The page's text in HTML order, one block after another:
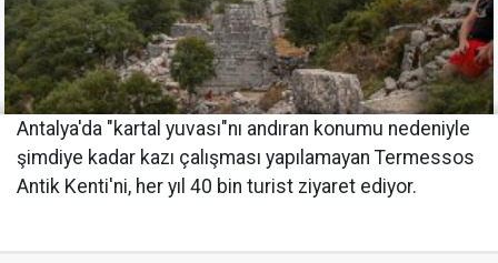
Antalya'da "kartal yuvası"nı andıran konumu nedeniyle
şimdiye kadar kazı çalışması yapılamayan Termessos
Antik Kenti'ni, her yıl 40 bin turist ziyaret ediyor.